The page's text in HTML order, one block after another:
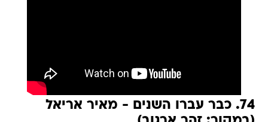
74. כבר עברו השנים - מאיר אריאל